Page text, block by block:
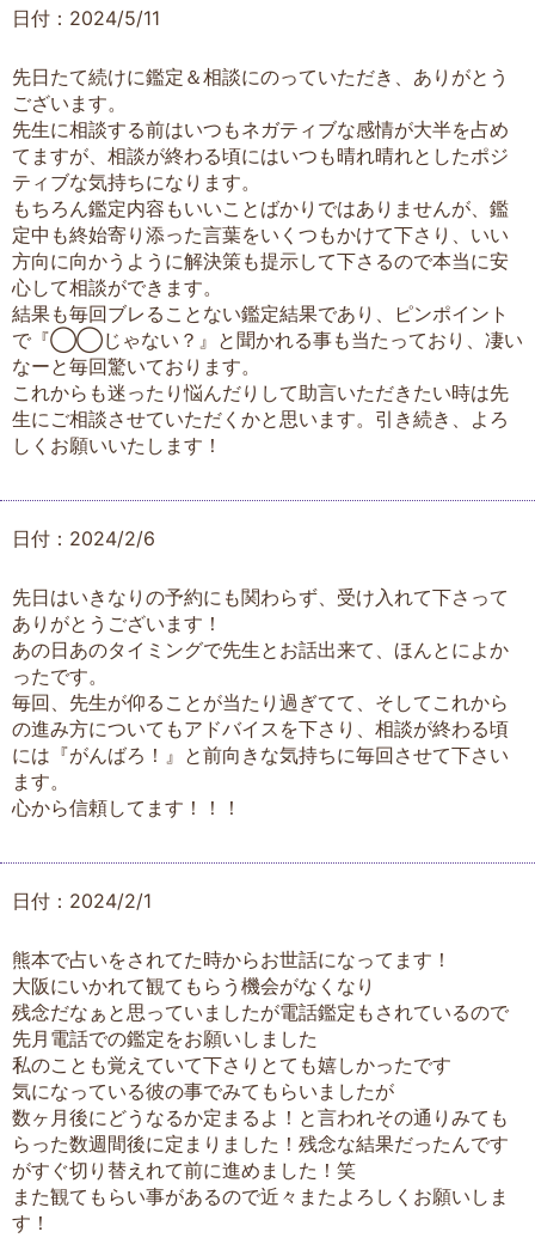
日付：2024/5/11
先日たて続けに鑑定＆相談にのっていただき、ありがとう
ございます。
先生に相談する前はいつもネガティブな感情が大半を占め
てますが、相談が終わる頃にはいつも晴れ晴れとしたポジ
ティブな気持ちになります。
もちろん鑑定内容もいいことばかりではありませんが、鑑
定中も終始寄り添った言葉をいくつもかけて下さり、いい
方向に向かうように解決策も提示して下さるので本当に安
心して相談ができます。
結果も毎回ブレることない鑑定結果であり、ピンポイント
で『◯◯じゃない？』と聞かれる事も当たっており、凄い
なーと毎回驚いております。
これからも迷ったり悩んだりして助言いただきたい時は先
生にご相談させていただくかと思います。引き続き、よろ
しくお願いいたします！
日付：2024/2/6
先日はいきなりの予約にも関わらず、受け入れて下さって
ありがとうございます！
あの日あのタイミングで先生とお話出来て、ほんとによか
ったです。
毎回、先生が仰ることが当たり過ぎてて、そしてこれから
の進み方についてもアドバイスを下さり、相談が終わる頃
には『がんばろ！』と前向きな気持ちに毎回させて下さい
ます。
心から信頼してます！！！
日付：2024/2/1
熊本で占いをされてた時からお世話になってます！
大阪にいかれて観てもらう機会がなくなり
残念だなぁと思っていましたが電話鑑定もされているので
先月電話での鑑定をお願いしました
私のことも覚えていて下さりとても嬉しかったです
気になっている彼の事でみてもらいましたが
数ヶ月後にどうなるか定まるよ！と言われその通りみても
らった数週間後に定まりました！残念な結果だったんです
がすぐ切り替えれて前に進めました！笑
また観てもらい事があるので近々またよろしくお願いしま
す！